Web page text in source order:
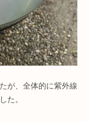
が、全体的に紫外線
た。